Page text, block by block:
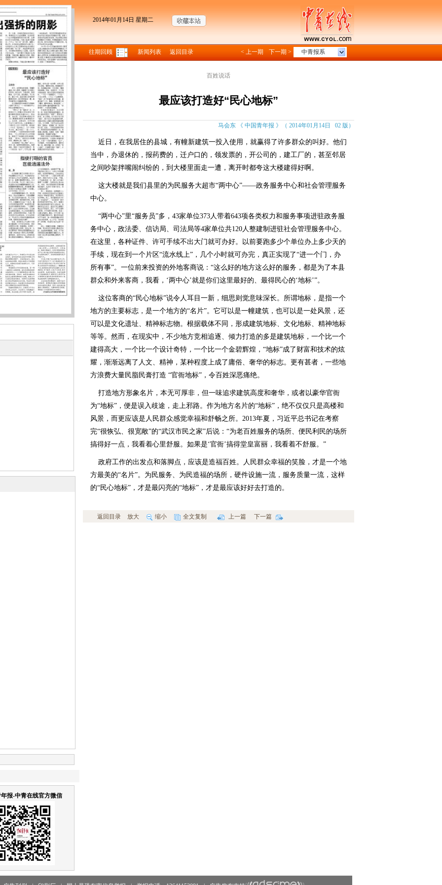
报-中青在线官方微信
2014年01月14日 星期二
往期回顾 新闻列表 返回目录 中青报系
< 上一期 下一期 >
百姓说话
最应该打造好“民心地标”
马会东 《 中国青年报 》（ 2014年01月14日 02 版）
近日，在我居住的县城，有幢新建筑一投入使用，就赢得了许多群众的叫好。他们
当中，办退休的，报药费的，迁户口的，领发票的，开公司的，建工厂的，甚至邻居
之间吵架拌嘴闹纠纷的，到大楼里面走一遭，离开时都夸这大楼建得好啊。
这大楼就是我们县里的为民服务大超市“两中心”——政务服务中心和社会管理服务
中心。
“两中心”里“服务员”多，43家单位373人带着643项各类权力和服务事项进驻政务服
务中心，政法委、信访局、司法局等4家单位共120人整建制进驻社会管理服务中心。
在这里，各种证件、许可手续不出大门就可办好。以前要跑多少个单位办上多少天的
手续，现在到一个片区“流水线上”，几个小时就可办完，真正实现了“进一个门，办
所有事”。一位前来投资的外地客商说：“这么好的地方这么好的服务，都是为了本县
群众和外来客商，我看，‘两中心’就是你们这里最好的、最得民心的‘地标’”。
这位客商的“民心地标”说令人耳目一新，细思则觉意味深长。所谓地标，是指一个
地方的主要标志，是一个地方的“名片”。它可以是一幢建筑，也可以是一处风景，还
可以是文化遗址、精神标志物。根据载体不同，形成建筑地标、文化地标、精神地标
等等。然而，在现实中，不少地方竞相追逐、倾力打造的多是建筑地标，一个比一个
建得高大，一个比一个设计奇特，一个比一个金碧辉煌，“地标”成了财富和技术的炫
耀，渐渐远离了人文、精神，某种程度上成了庸俗、奢华的标志。更有甚者，一些地
方浪费大量民脂民膏打造 “官衙地标”，令百姓深恶痛绝。
打造地方形象名片，本无可厚非，但一味追求建筑高度和奢华，或者以豪华官衙
为“地标”，便是误入歧途，走上邪路。作为地方名片的“地标”，绝不仅仅只是高楼和
风景，而更应该是人民群众感觉幸福和舒畅之所。2013年夏，习近平总书记在考察
完“很恢弘、很宽敞”的“武汉市民之家”后说：“为老百姓服务的场所、便民利民的场所
搞得好一点，我看着心里舒服。如果是‘官衙’搞得堂皇富丽，我看着不舒服。”
政府工作的出发点和落脚点，应该是造福百姓。人民群众幸福的笑脸，才是一个地
方最美的“名片”。为民服务、为民造福的场所，硬件设施一流，服务质量一流，这样
的“民心地标”，才是最闪亮的“地标”，才是最应该好好去打造的。
返回目录 放大 缩小 全文复制 上一篇 下一篇